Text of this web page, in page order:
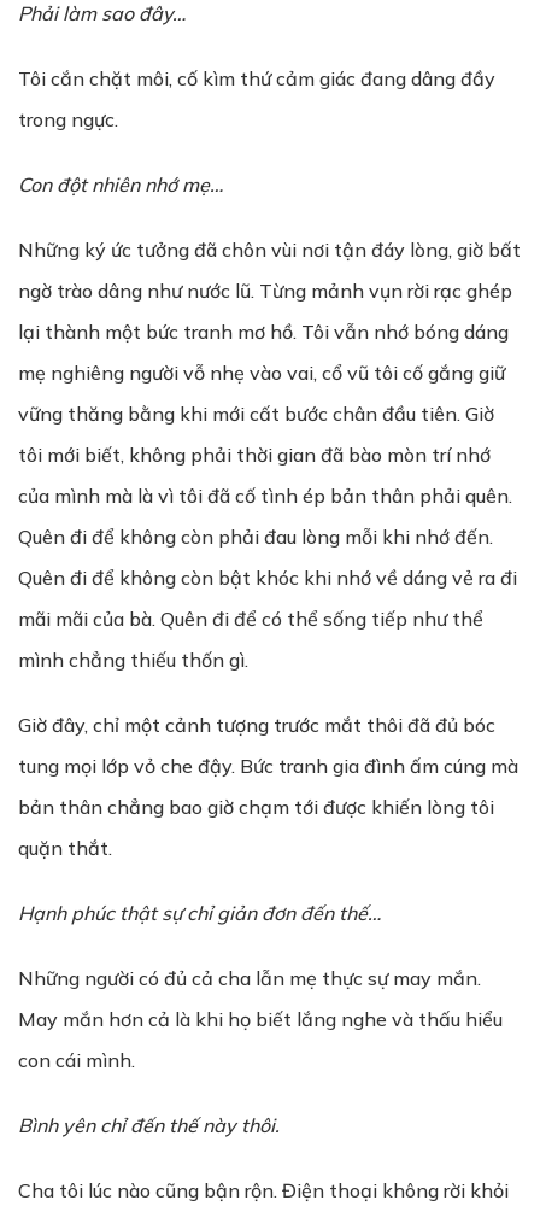
Phải làm sao đây…
Tôi cắn chặt môi, cố kìm thứ cảm giác đang dâng đầy
trong ngực.
Con đột nhiên nhớ mẹ…
Những ký ức tưởng đã chôn vùi nơi tận đáy lòng, giờ bất
ngờ trào dâng như nước lũ. Từng mảnh vụn rời rạc ghép
lại thành một bức tranh mơ hồ. Tôi vẫn nhớ bóng dáng
mẹ nghiêng người vỗ nhẹ vào vai, cổ vũ tôi cố gắng giữ
vững thăng bằng khi mới cất bước chân đầu tiên. Giờ
tôi mới biết, không phải thời gian đã bào mòn trí nhớ
của mình mà là vì tôi đã cố tình ép bản thân phải quên.
Quên đi để không còn phải đau lòng mỗi khi nhớ đến.
Quên đi để không còn bật khóc khi nhớ về dáng vẻ ra đi
mãi mãi của bà. Quên đi để có thể sống tiếp như thể
mình chẳng thiếu thốn gì.
Giờ đây, chỉ một cảnh tượng trước mắt thôi đã đủ bóc
tung mọi lớp vỏ che đậy. Bức tranh gia đình ấm cúng mà
bản thân chẳng bao giờ chạm tới được khiến lòng tôi
quặn thắt.
Hạnh phúc thật sự chỉ giản đơn đến thế…
Những người có đủ cả cha lẫn mẹ thực sự may mắn.
May mắn hơn cả là khi họ biết lắng nghe và thấu hiểu
con cái mình.
Bình yên chỉ đến thế này thôi.
Cha tôi lúc nào cũng bận rộn. Điện thoại không rời khỏi